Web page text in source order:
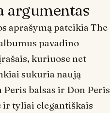
argumentas
aprašymą pateikia The
pavadino
kuriuose net
sukuria naują
Peris balsas ir Don Peris
ir tyliai elegantiškais